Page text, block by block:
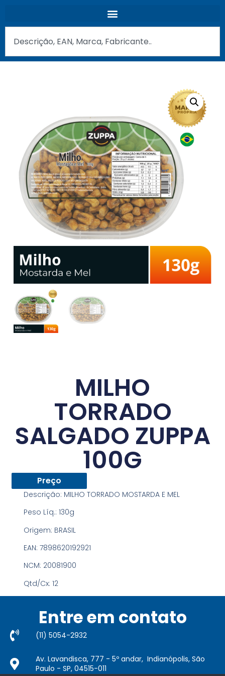
MILHO
TORRADO
SALGADO ZUPPA
100G
Preço
Descrição: MILHO TORRADO MOSTARDA E MEL
Peso Líq.: 130g
Origem: BRASIL
EAN: 7898620192921
NCM: 20081900
Qtd/Cx: 12
Entre em contato
(11) 5054-2932​
Av. Lavandisca, 777 - 5º andar, Indianópolis, São
Paulo - SP, 04515-011